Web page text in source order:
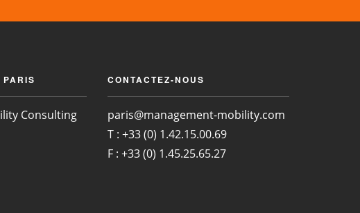
Consulting
CONTACTEZ-NOUS
paris@management-mobility.com
T : +33 (0) 1.42.15.00.69
F : +33 (0) 1.45.25.65.27